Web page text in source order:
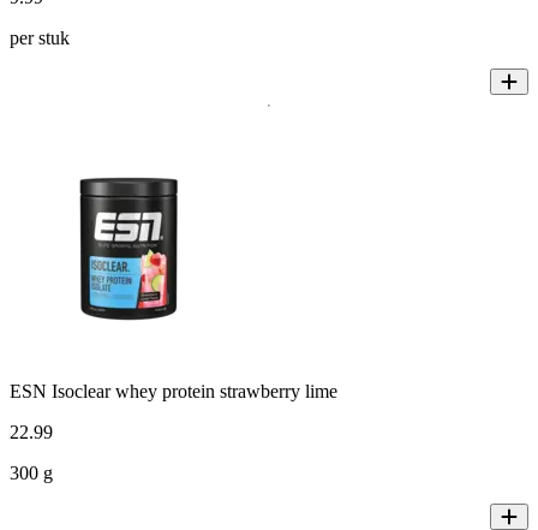
per stuk
ESN Isoclear whey protein strawberry lime
22.99
300 g